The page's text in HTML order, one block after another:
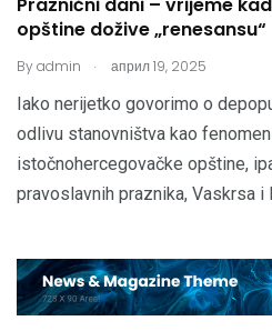
Praznični dani – vrijeme
opštine dožive „renesansu“
Byadmin . април 19, 2025
Iako nerijetko govorimo o
odlivu stanovništva kao
istočnohercegovačke opštine,
pravoslavnih praznika, Vaskrsa i